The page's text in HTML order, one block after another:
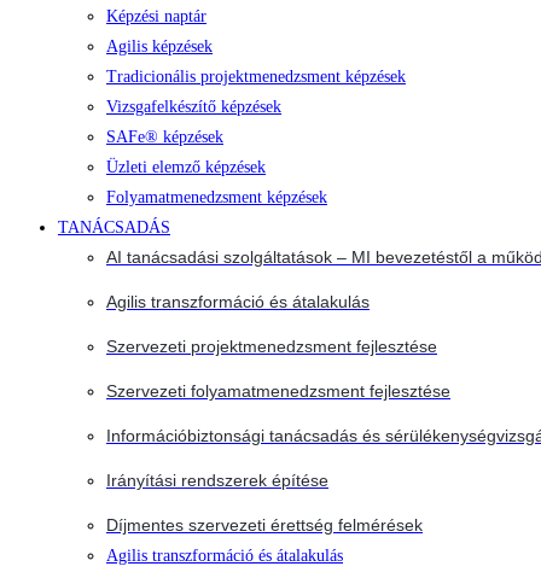
Képzési naptár
Agilis képzések
Tradicionális projektmenedzsment képzések
Vizsgafelkészítő képzések
SAFe® képzések
Üzleti elemző képzések
Folyamatmenedzsment képzések
TANÁCSADÁS
AI tanácsadási szolgáltatások – MI bevezetéstől a
Agilis transzformáció és átalakulás
Szervezeti projektmenedzsment fejlesztése
Szervezeti folyamatmenedzsment fejlesztése
Információbiztonsági tanácsadás és
Irányítási rendszerek építése
Díjmentes szervezeti érettség felmérések
Agilis transzformáció és átalakulás